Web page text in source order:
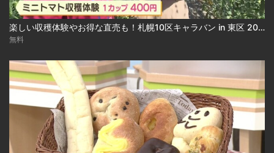
楽しい収穫体験やお得な直売も！札幌10区キャラバン in 東区 2026-07-27
無料